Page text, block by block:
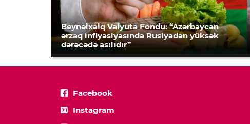
Beynəlxalq Valyuta Fondu: “Azərbaycan
ərzaq inflyasiyasında Rusiyadan yüksək
dərəcədə asılıdır”
Facebook
Instagram